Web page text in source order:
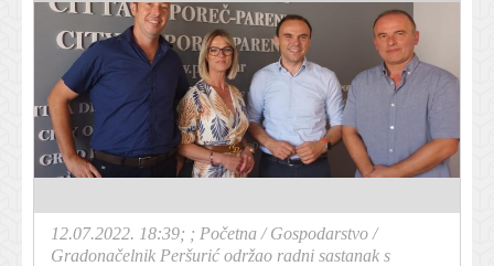
12.07.2022. 18:39; ; Početna /Gospodarstvo /
Gradonačelnik Peršurić održao radni sastanak s